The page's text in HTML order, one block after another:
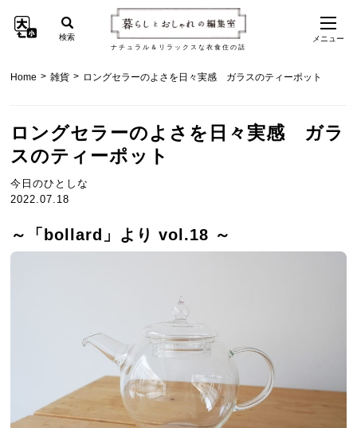
ナチュラル＆リラックスな衣食住の話
検索 メニュー
Home > 雑貨 > ロングセラーのよさを日々実感 ガラスのティーポット
ロングセラーのよさを日々実感 ガラ
スのティーポット
今日のひとしな
2022.07.18
～「bollard」より vol.18 ～